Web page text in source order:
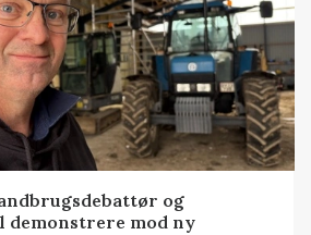
og
demonstrere mod ny